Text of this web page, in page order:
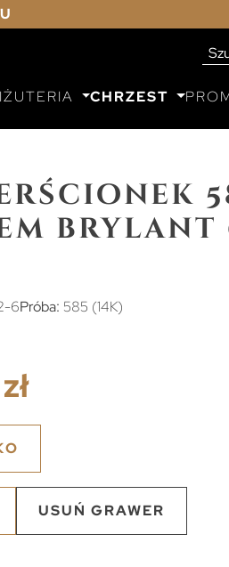
CHRZEST
brylant
6Próba: 585 (14K)
USUŃ GRAWER